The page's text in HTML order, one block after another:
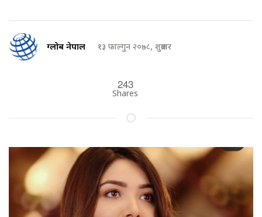
ग्लोब नेपाल १३ फाल्गुन २०७८, शुक्रबार
243
Shares